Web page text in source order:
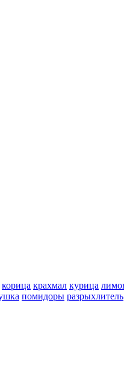
корица крахмал курица
помидоры разрыхлитель